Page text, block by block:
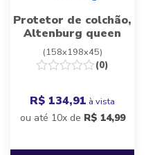
Protetor de colchão,
Altenburg queen
(158x198x45)
(0)
R$ 134,91 à vista
ou até 10x de R$ 14,99